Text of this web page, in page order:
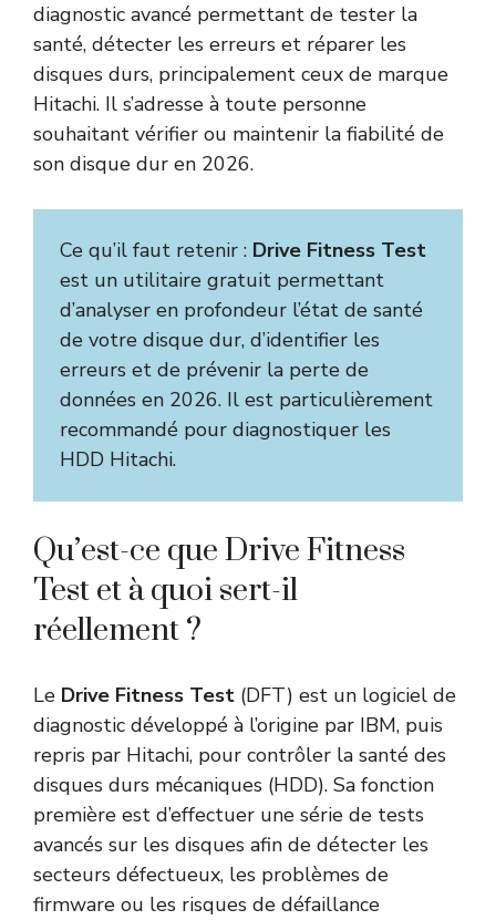
diagnostic avancé permettant de tester la
santé, détecter les erreurs et réparer les
disques durs, principalement ceux de marque
Hitachi. Il s’adresse à toute personne
souhaitant vérifier ou maintenir la fiabilité de
son disque dur en 2026.
Ce qu’il faut retenir : Drive Fitness Test
est un utilitaire gratuit permettant
d’analyser en profondeur l’état de santé
de votre disque dur, d’identifier les
erreurs et de prévenir la perte de
données en 2026. Il est particulièrement
recommandé pour diagnostiquer les
HDD Hitachi.
Qu’est-ce que Drive Fitness
Test et à quoi sert-il
réellement ?
Le Drive Fitness Test (DFT) est un logiciel de
diagnostic développé à l’origine par IBM, puis
repris par Hitachi, pour contrôler la santé des
disques durs mécaniques (HDD). Sa fonction
première est d’effectuer une série de tests
avancés sur les disques afin de détecter les
secteurs défectueux, les problèmes de
firmware ou les risques de défaillance